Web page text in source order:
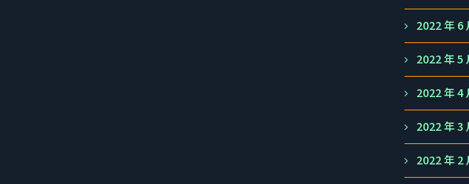
2022 年 6
2022 年 5
2022 年 4
2022 年 3
2022 年 2